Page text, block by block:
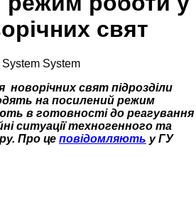
свят
System System
новорічних свят підрозділи
на посилений режим
в готовності до реагування
ситуації техногенного та
Про це повідомляють у ГУ